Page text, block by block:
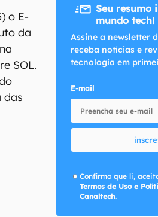
o E-
da
SOL.
das
Seu resumo
mundo tech!
Assine a newsletter
receba notícias e
tecnologia em
E-mail
Confirmo que li,
Termos de Uso e
Canaltech.